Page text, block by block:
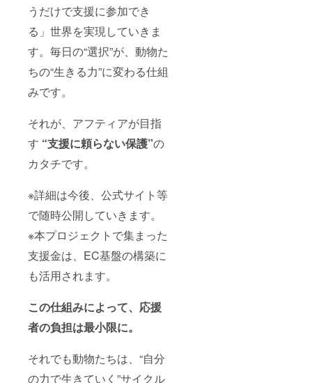
うだけで支援に参加でき
る」世界を実現していきま
す。毎日の“選択”が、動物た
ちの“生きる力”に変わる仕組
みです。
それが、アフティアが目指
す “支援に頼らない保護”の
カタチです。
※詳細は今後、公式サイト等
で随時公開していきます。
※本プロジェクトで集まった
支援金は、EC基盤の構築に
も活用されます。
この仕組みによって、応援
者の負担は最小限に。
それでも動物たちは、“自分
の力で生きていく”サイクル